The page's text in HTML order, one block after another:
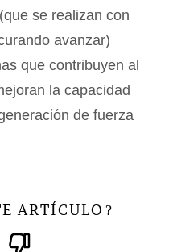
se realizan con
avanzar)
que contribuyen al
la capacidad
de fuerza
ARTÍCULO ?